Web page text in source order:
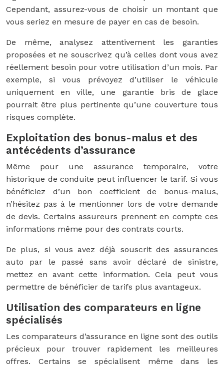
Cependant, assurez-vous de choisir un montant que
vous seriez en mesure de payer en cas de besoin.
De même, analysez attentivement les garanties
proposées et ne souscrivez qu’à celles dont vous avez
réellement besoin pour votre utilisation d’un mois. Par
exemple, si vous prévoyez d’utiliser le véhicule
uniquement en ville, une garantie bris de glace
pourrait être plus pertinente qu’une couverture tous
risques complète.
Exploitation des bonus-malus et des
antécédents d’assurance
Même pour une assurance temporaire, votre
historique de conduite peut influencer le tarif. Si vous
bénéficiez d’un bon coefficient de bonus-malus,
n’hésitez pas à le mentionner lors de votre demande
de devis. Certains assureurs prennent en compte ces
informations même pour des contrats courts.
De plus, si vous avez déjà souscrit des assurances
auto par le passé sans avoir déclaré de sinistre,
mettez en avant cette information. Cela peut vous
permettre de bénéficier de tarifs plus avantageux.
Utilisation des comparateurs en ligne
spécialisés
Les comparateurs d’assurance en ligne sont des outils
précieux pour trouver rapidement les meilleures
offres. Certains se spécialisent même dans les